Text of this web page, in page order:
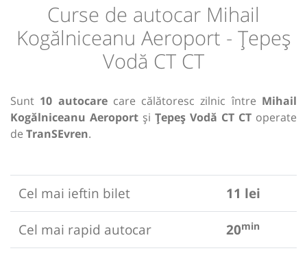
Curse de autocar Mihail
Kogălniceanu Aeroport - Țepeș
Vodă CT CT
Sunt 10 autocarecare călătoresc zilnic între Mihail
Kogălniceanu Aeroport și Țepeș Vodă CT CT operate
de TranSEvren.
Cel mai ieftin bilet
11 lei
Cel mai rapid autocar
20min